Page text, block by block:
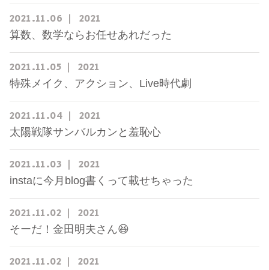
2021 11 06 2021
算数、数学ならお任せあれだった
2021 11 05 2021
特殊メイク、アクション、Live時代劇
2021 11 04 2021
太陽戦隊サンバルカンと羞恥心
2021 11 03 2021
instaに今月blog書くって載せちゃった
2021 11 02 2021
そーだ！金田明夫さん😆
2021 11 02 2021